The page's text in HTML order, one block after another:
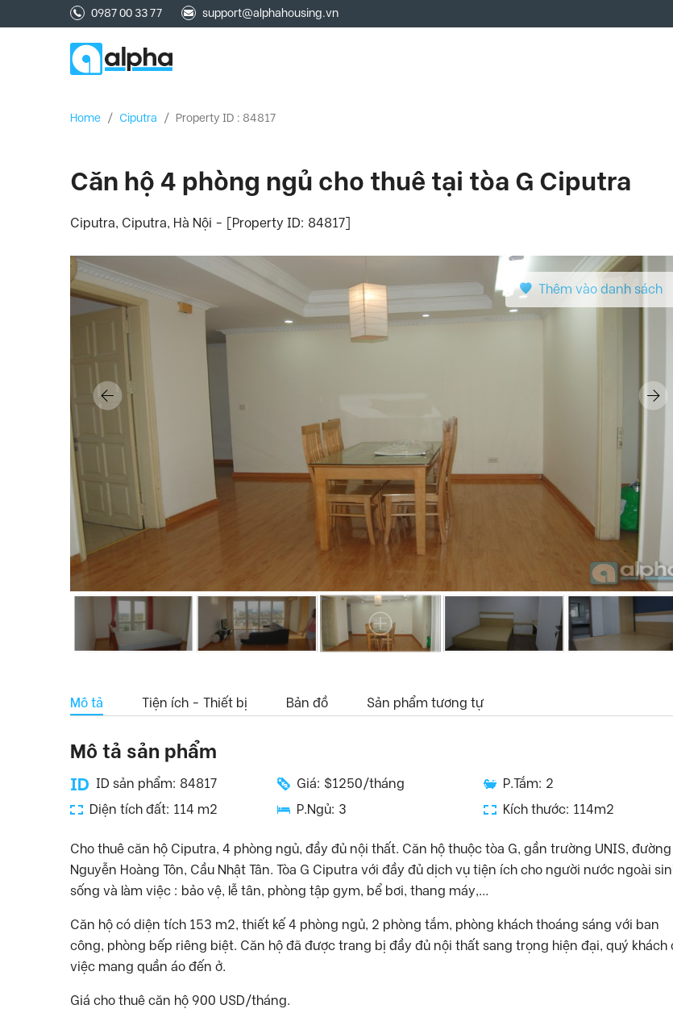
0987 00 33 77 support@alphahousing.vn
Home / Ciputra / Property ID : 84817
Căn hộ 4 phòng ngủ cho thuê tại tòa G Ciputra
Ciputra, Ciputra, Hà Nội - [Property ID: 84817]
Thêm vào danh sách
Mô tả Tiện ích - Thiết bị Bản đồ Sản phẩm tương tự
Mô tả sản phẩm
ID sản phẩm: 84817 Giá: $1250/tháng
P.Tắm: 2
Diện tích đất: 114 m2
P.Ngủ: 3 Kích thước: 114m2
Cho thuê căn hộ Ciputra, 4 phòng ngủ, đầy đủ nội thất. Căn hộ thuộc tòa G, gần trường UNIS, đường
Nguyễn Hoàng Tôn, Cầu Nhật Tân. Tòa G Ciputra với đầy đủ dịch vụ tiện ích cho người nước ngoài
sống và làm việc : bảo vệ, lễ tân, phòng tập gym, bể bơi, thang máy,…
Căn hộ có diện tích 153 m2, thiết kế 4 phòng ngủ, 2 phòng tắm, phòng khách thoáng sáng với ban
công, phòng bếp riêng biệt. Căn hộ đã được trang bị đầy đủ nội thất sang trọng hiện đại, quý khách
việc mang quần áo đến ở.
Giá cho thuê căn hộ 900 USD/tháng.